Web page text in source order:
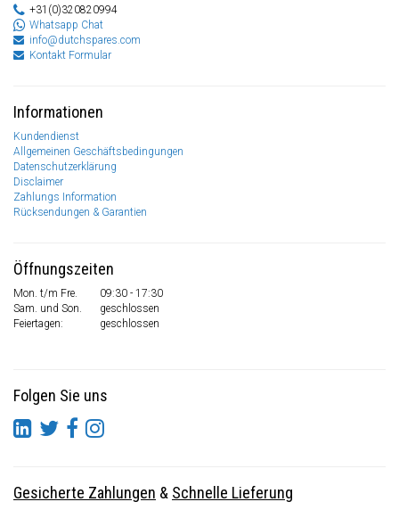
+31(0)320820994
Whatsapp Chat
info@dutchspares.com
Kontakt Formular
Informationen
Kundendienst
Allgemeinen Geschäftsbedingungen
Datenschutzerklärung
Disclaimer
Zahlungs Information
Rücksendungen & Garantien
Öffnungszeiten
Mon. t/m Fre.
09:30 - 17:30
Sam. und Son.
geschlossen
Feiertagen:
geschlossen
Folgen Sie uns
Gesicherte Zahlungen & Schnelle Lieferung